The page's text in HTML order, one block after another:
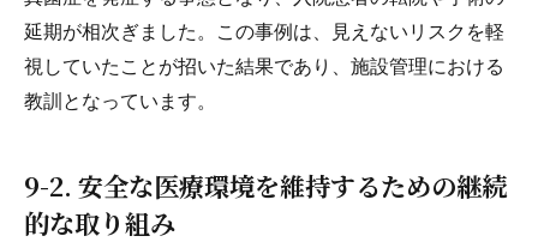
延期が相次ぎました。この事例は、見えないリスクを軽
視していたことが招いた結果であり、施設管理における
教訓となっています。
9-2. 安全な医療環境を維持するための継続
的な取り組み